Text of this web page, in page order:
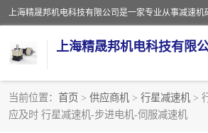
上海精晟邦机电科技有限
当前位置： 首页 > 供应商机 > 行星减速机 >
应及时 行星减速机-步进电机-伺服减速机
减速电机